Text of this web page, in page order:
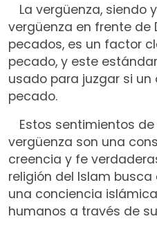
La vergüenza, siendo
vergüenza en frente de
pecados, es un factor
pecado, y este
usado para juzgar si un
pecado.
Estos sentimientos
vergüenza son una
creencia y fe
religión del Islam busca
una conciencia
humanos a través de